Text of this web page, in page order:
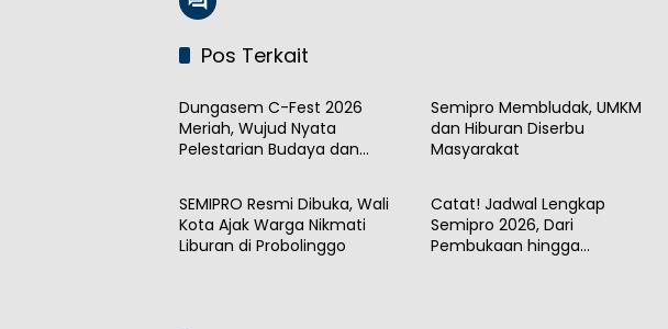
Pos Terkait
Event
Dungasem C-Fest 2026
Meriah, Wujud Nyata
Pelestarian Budaya dan
Semipro Membludak, UMKM
dan Hiburan Diserbu
Masyarakat
Daerah
SEMIPRO Resmi Dibuka, Wali
Kota Ajak Warga Nikmati
Liburan di Probolinggo
Event
Catat! Jadwal Lengkap
Semipro 2026, Dari
Pembukaan hingga